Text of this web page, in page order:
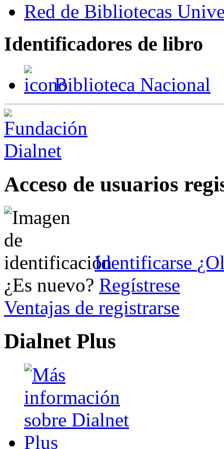
Red de Bibliotecas
Identificadores de libro
Biblioteca Nacional
Acceso de usuarios
Identificarse
¿Es nuevo? Regístrese
Ventajas de registrarse
Dialnet Plus